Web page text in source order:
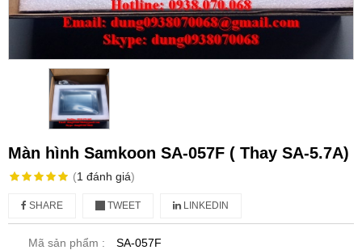
Màn hình Samkoon SA-057F ( Thay SA-5.7A)
(1 đánh giá)
SHARE TWEET LINKEDIN
Mã sản phẩm :
SA-057F